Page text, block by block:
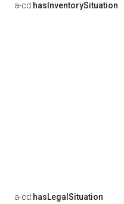
a-cd:hasInventorySituation
a-cd:hasLegalSituation